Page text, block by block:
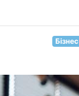
Бізнес